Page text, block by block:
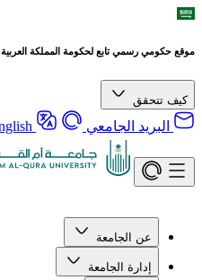
تابع لحكومة المملكة العربية السعودية
الجامعي English
الجامعة
الجامعة